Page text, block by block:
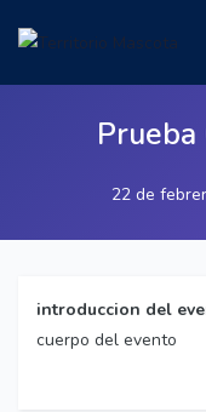
Prueba
22 de
introduccion del
cuerpo del evento